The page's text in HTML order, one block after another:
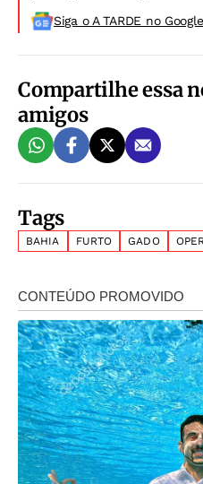
Siga o A TARDE no
Compartilhe essa
amigos
Tags
BAHIA FURTO GADO